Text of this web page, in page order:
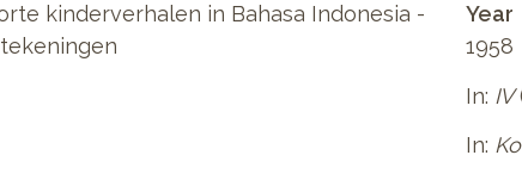
kinderverhalen in Bahasa Indonesia -
Year
1958
In: IV
In: